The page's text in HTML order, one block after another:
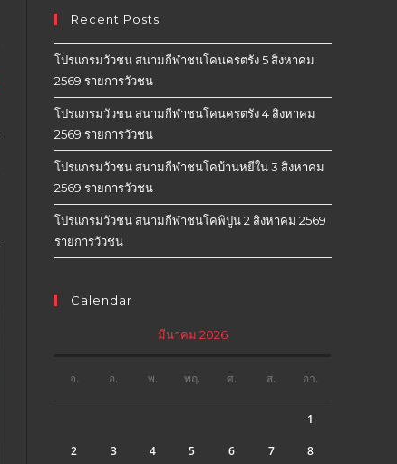
Recent Posts
โปรแกรมวัวชน สนามกีฬาชนโคนครตรัง 5 สิงหาคม
2569 รายการวัวชน
โปรแกรมวัวชน สนามกีฬาชนโคนครตรัง 4 สิงหาคม
2569 รายการวัวชน
โปรแกรมวัวชน สนามกีฬาชนโคบ้านหยีใน 3 สิงหาคม
2569 รายการวัวชน
โปรแกรมวัวชน สนามกีฬาชนโคพิปูน 2 สิงหาคม 2569
รายการวัวชน
Calendar
มีนาคม 2026
จ. อ. พ. พฤ. ศ. ส. อา.
1
2 3 4 5 6 7 8